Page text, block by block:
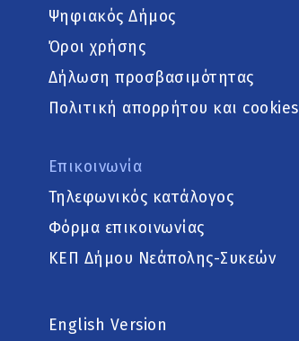
Ψηφιακός Δήμος
Όροι χρήσης
Δήλωση προσβασιμότητας
Πολιτική απορρήτου και cookies
Επικοινωνία
Τηλεφωνικός κατάλογος
Φόρμα επικοινωνίας
ΚΕΠ Δήμου Νεάπολης-Συκεών
English Version